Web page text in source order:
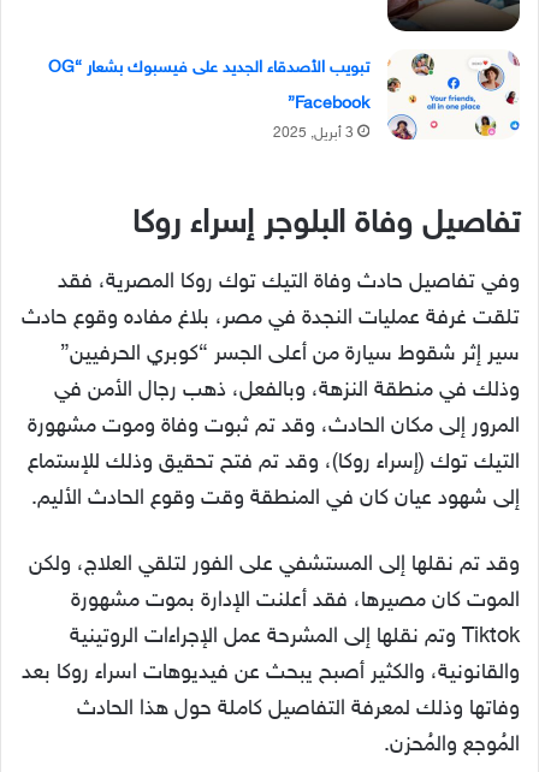
تبويب الأصدقاء الجديد على فيسبوك بشعار “OG
Facebook”
3 أبريل, 2025
تفاصيل وفاة البلوجر إسراء روكا
وفي تفاصيل حادث وفاة التيك توك روكا المصرية، فقد
تلقت غرفة عمليات النجدة في مصر، بلاغ مفاده وقوع حادث
سير إثر شقوط سيارة من أعلى الجسر “كوبري الحرفيين”
وذلك في منطقة النزهة، وبالفعل، ذهب رجال الأمن في
المرور إلى مكان الحادث، وقد تم ثبوت وفاة وموت مشهورة
التيك توك (إسراء روكا)، وقد تم فتح تحقيق وذلك للإستماع
إلى شهود عيان كان في المنطقة وقت وقوع الحادث الأليم.
وقد تم نقلها إلى المستشفي على الفور لتلقي العلاج، ولكن
الموت كان مصيرها، فقد أعلنت الإدارة بموت مشهورة
Tiktok وتم نقلها إلى المشرحة عمل الإجراءات الروتينية
والقانونية، والكثير أصبح يبحث عن فيديوهات اسراء روكا بعد
وفاتها وذلك لمعرفة التفاصيل كاملة حول هذا الحادث
المُوجع والمُحزن.